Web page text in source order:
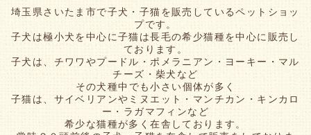
埼玉県さいたま市で子犬・子猫を販売しているペットショッ
プです。
子犬は極小犬を中心に子猫は長毛の希少猫種を中心に販売し
ております。
子犬は、チワワやプードル・ポメラニアン・ヨーキー・マル
チーズ・柴犬など
その犬種中でも小さい個体が多く
子猫は、サイベリアンやミヌエット・マンチカン・キンカロ
ー・ラガマフィンなど
希少な猫種が多く在舎しております。